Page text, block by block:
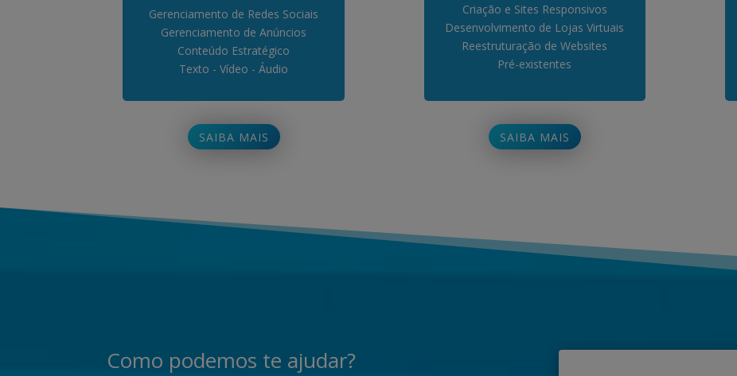
Gerenciamento de Redes Sociais
Gerenciamento de Anúncios
Conteúdo Estratégico
Texto - Vídeo - Áudio
SAIBA MAIS
Criação e Sites Responsivos
Desenvolvimento de Lojas Virtuais
Reestruturação de Websites
Pré-existentes
SAIBA MAIS
Como podemos te ajudar?